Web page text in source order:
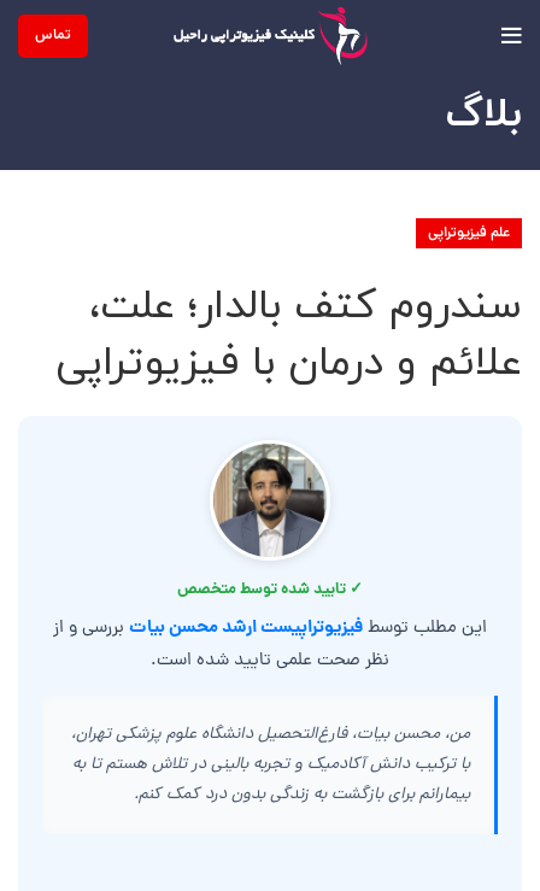
تماس
بلاگ
علم فیزیوتراپی
سندروم کتف بالدار؛ علت،
علائم و درمان با فیزیوتراپی
✓ تایید شده توسط متخصص
این مطلب توسطفیزیوتراپیست ارشد محسن بیات بررسی و از
نظر صحت علمی تایید شده است.
من، محسن بیات، فارغ‌التحصیل دانشگاه علوم پزشکی تهران،
با ترکیب دانش آکادمیک و تجربه بالینی در تلاش هستم تا به
بیمارانم برای بازگشت به زندگی بدون درد کمک کنم.